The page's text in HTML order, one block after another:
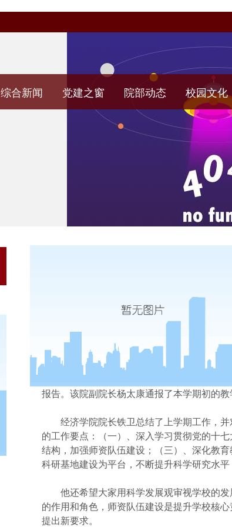
综合新闻 党建之窗 院部动态 校园文化
经济学院召开
发布
9 18日下午，经济学院在长安校区
号教
校党委书记杨学义在开学初全校干部大会上
报告。该院副院长杨太康通报了本学期初的
经济学院院长铁卫总结了上学期工作，
的工作要点：（一）、深入学习贯彻党的十
结构，加强师资队伍建设；（三）、深化教
科研基地建设为平台，不断提升科学研究水
他还希望大家用科学发展观审视学校的
的作用和角色，师资队伍建设是提升学校核
提出新要求。